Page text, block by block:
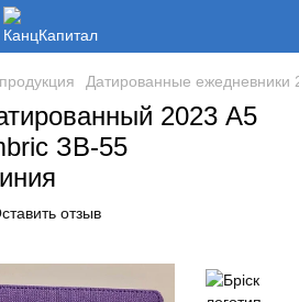
Датированные ежедневники
2023 А5
ЗВ-55
отзыв